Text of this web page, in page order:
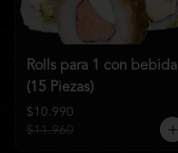
Rolls para 1 con bebida
(15 Piezas)
$10.990
$11.960